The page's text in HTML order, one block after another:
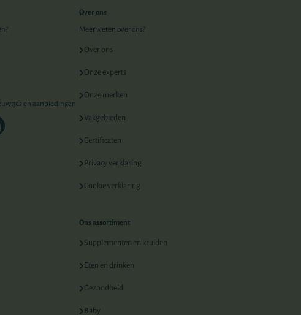
en aanbiedingen
Over ons
Meer weten over ons?
Over ons
Onze experts
Onze merken
Vakgebieden
Certificaten
Privacy verklaring
Cookie verklaring
Ons assortiment
Supplementen en kruiden
Eten en drinken
Gezondheid
Baby